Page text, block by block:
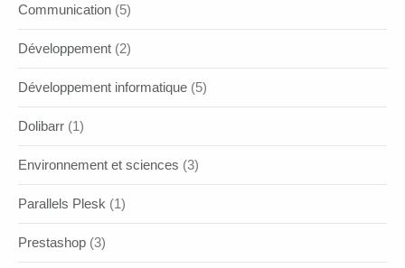
Communication (5)
Développement (2)
Développement informatique (5)
Dolibarr (1)
Environnement et sciences (3)
Parallels Plesk (1)
Prestashop (3)